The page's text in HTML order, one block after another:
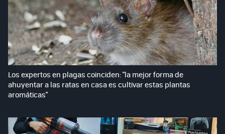
Los expertos en plagas coinciden: "la mejor forma de
ahuyentar a las ratas en casa es cultivar estas plantas
aromáticas"